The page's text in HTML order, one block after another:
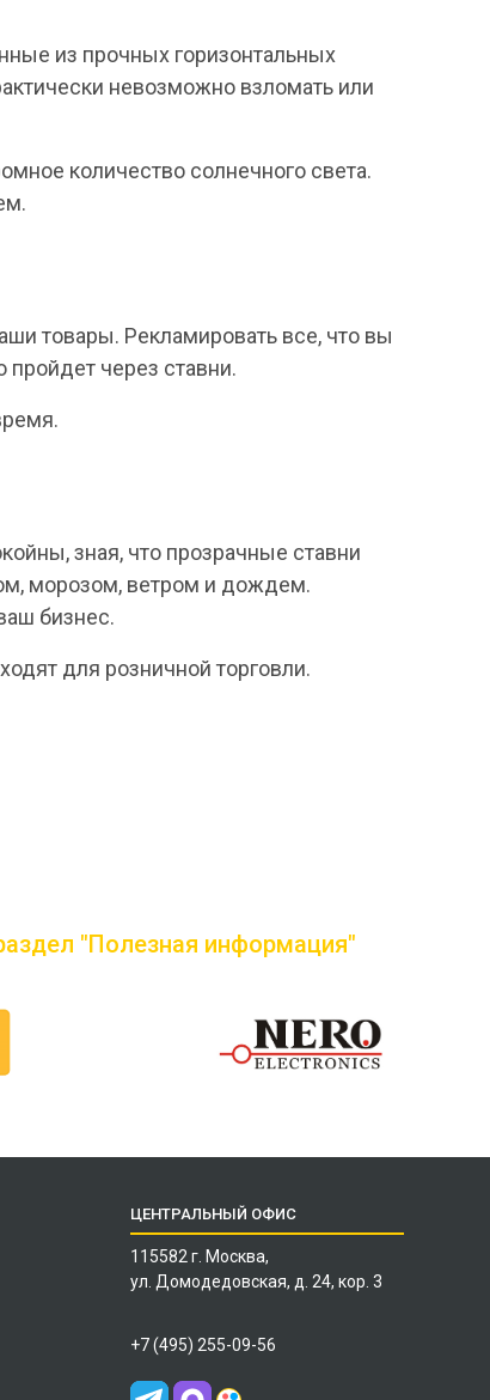
из прочных горизонтальных
невозможно взломать или
количество солнечного света.
товары. Рекламировать все, что вы
через ставни.
зная, что прозрачные ставни
морозом, ветром и дождем.
бизнес.
для розничной торговли.
"Полезная информация"
ЦЕНТРАЛЬНЫЙ ОФИС
115582 г. Москва,
ул. Домодедовская, д. 24, кор. 3
+7 (495) 255-09-56